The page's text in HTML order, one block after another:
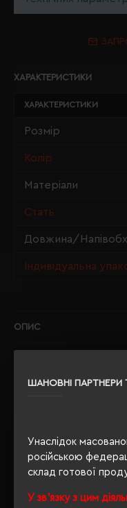
ШАНОВНІ ПАРТНЕРИ
Унаслідок
російською
склад готової
У зв'язку з цим
ХАРАКТЕРИСТИКИ
ХАРАКТЕРИСТИКИ
Розмір
Колір
Матеріали
Стать
Довжина/
Індивідуальна
ОПИС